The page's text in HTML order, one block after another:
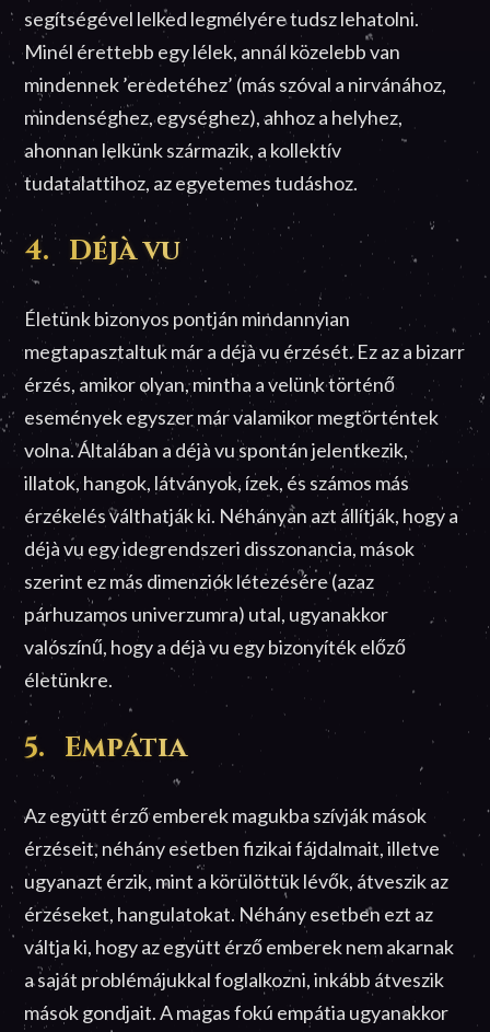
segítségével lelked legmélyére tudsz lehatolni.
Minél érettebb egy lélek, annál közelebb van
mindennek ’eredetéhez’ (más szóval a nirvánához,
mindenséghez, egységhez), ahhoz a helyhez,
ahonnan lelkünk származik, a kollektív
tudatalattihoz, az egyetemes tudáshoz.
4. Déjà vu
Életünk bizonyos pontján mindannyian
megtapasztaltuk már a déjà vu érzését. Ez az a bizarr
érzés, amikor olyan, mintha a velünk történő
események egyszer már valamikor megtörténtek
volna. Általában a déjà vu spontán jelentkezik,
illatok, hangok, látványok, ízek, és számos más
érzékelés válthatják ki. Néhányan azt állítják, hogy a
déjà vu egy idegrendszeri disszonancia, mások
szerint ez más dimenziók létezésére (azaz
párhuzamos univerzumra) utal, ugyanakkor
valószínű, hogy a déjà vu egy bizonyíték előző
életünkre.
5. Empátia
Az együtt érző emberek magukba szívják mások
érzéseit, néhány esetben fizikai fájdalmait, illetve
ugyanazt érzik, mint a körülöttük lévők, átveszik az
érzéseket, hangulatokat. Néhány esetben ezt az
váltja ki, hogy az együtt érző emberek nem akarnak
a saját problémájukkal foglalkozni, inkább átveszik
mások gondjait. A magas fokú empátia ugyanakkor